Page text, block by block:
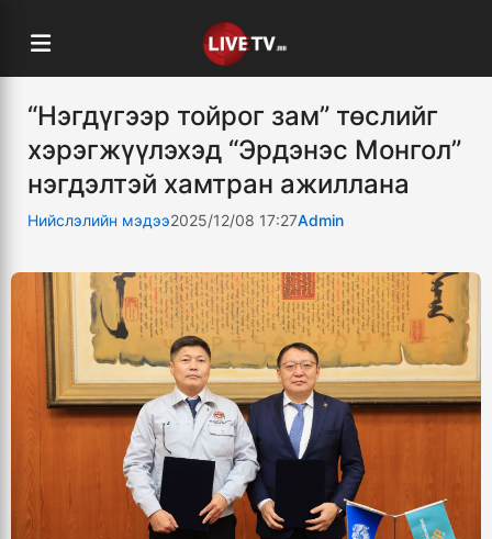
“Нэгдүгээр тойрог зам” төслийг
хэрэгжүүлэхэд “Эрдэнэс Монгол”
нэгдэлтэй хамтран ажиллана
Нийслэлийн мэдээ2025/12/08 17:27Admin